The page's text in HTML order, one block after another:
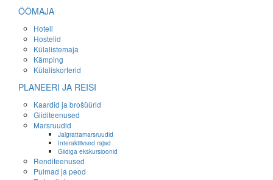
ÖÖMAJA
Hotell
Hostelid
Külalistemaja
Kämping
Külaliskorterid
PLANEERI JA REISI
Kaardid ja brošüürid
Giiditeenused
Marsruudid
Jalgrattamarsruudid
Interaktiivsed rajad
Giidiga ekskursioonid
Renditeenused
Pulmad ja peod